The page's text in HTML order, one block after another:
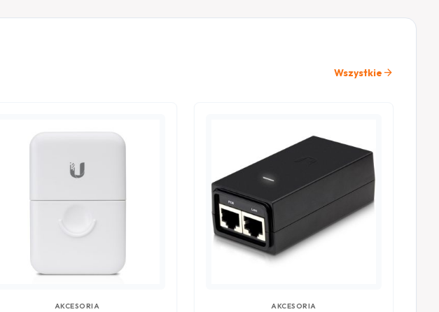
Wszystkie arrow_forward
AKCESORIA AKCESORIA